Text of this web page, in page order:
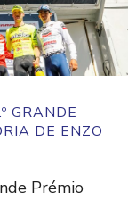
GRANDE
DE ENZO
Prémio